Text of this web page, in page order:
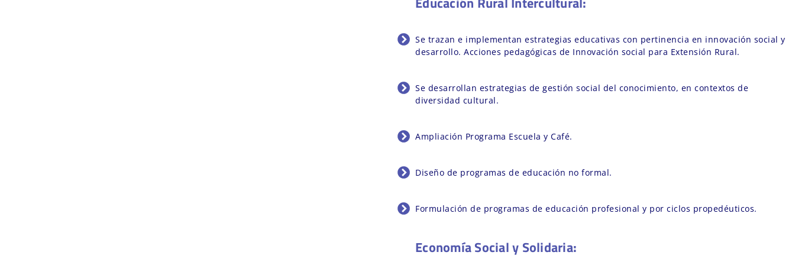
Se trazan e implementan estrategias educativas con pertinencia en innovación social y
desarrollo. Acciones pedagógicas de Innovación social para Extensión Rural.
Se desarrollan estrategias de gestión social del conocimiento, en contextos de
diversidad cultural.
Ampliación Programa Escuela y Café.
Diseño de programas de educación no formal.
Formulación de programas de educación profesional y por ciclos propedéuticos.
Economía Social y Solidaria: